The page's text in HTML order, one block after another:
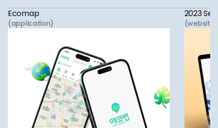
Ecomap
(application)
2023